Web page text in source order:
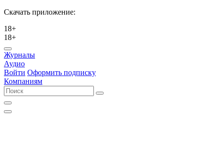
Скачать приложение:
18+
18+
Журналы
Аудио
Войти Оформить подписку
Компаниям